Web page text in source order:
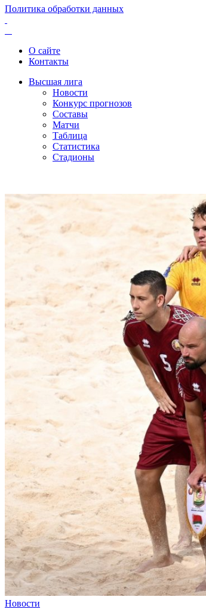
Политика обработки данных
О сайте
Контакты
Высшая лига
Новости
Конкурс прогнозов
Составы
Матчи
Таблица
Статистика
Стадионы
Новости